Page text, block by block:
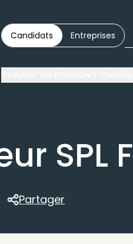
Candidats Entreprises
SPL
Partager
Partager